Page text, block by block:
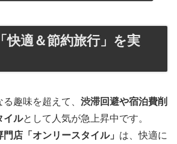
快適＆節約旅行」を実
る趣味を超えて、 渋滞回避や宿泊費削
イルとして人気が急上昇中です。
店「オンリースタイル」 は、快適に